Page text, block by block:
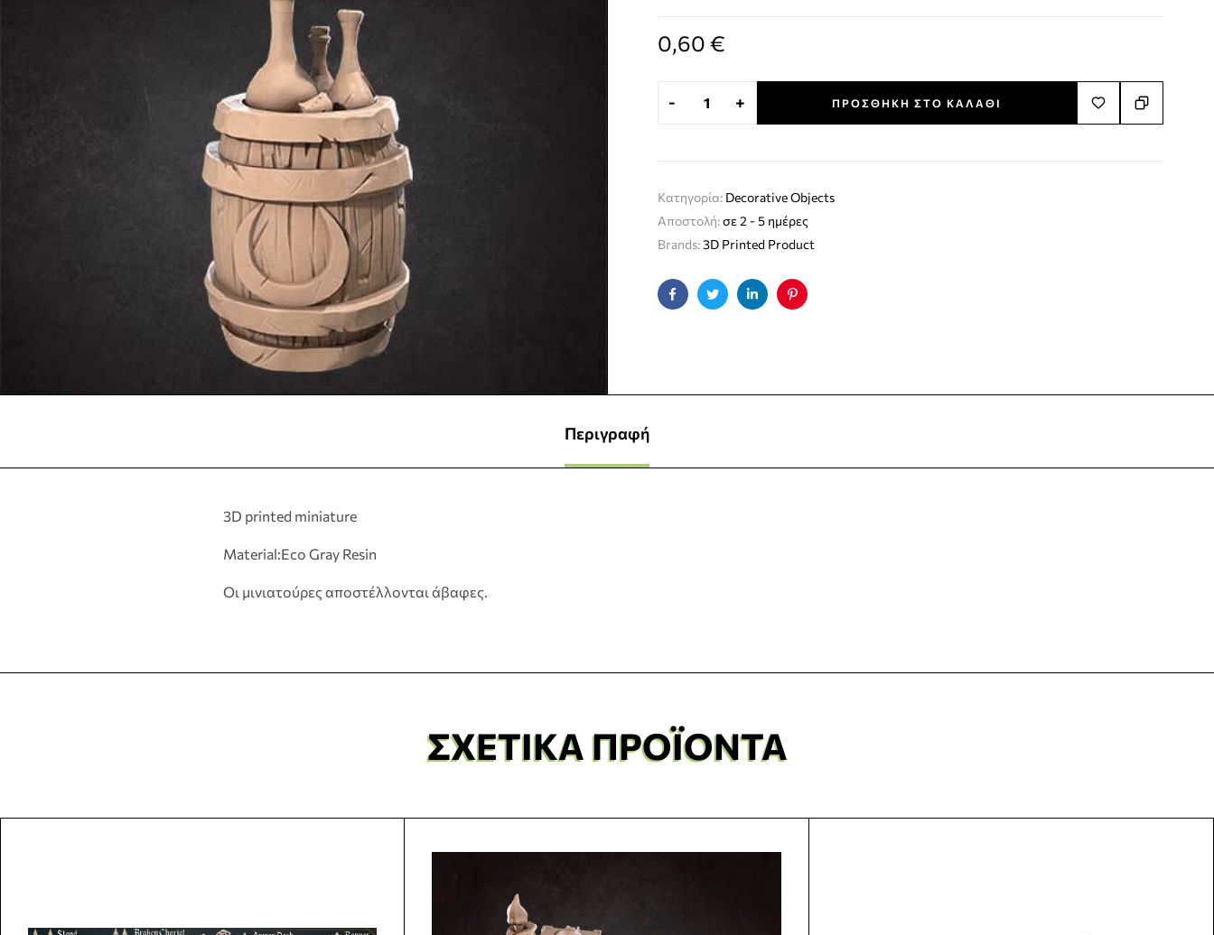
0,60 €
- + ΠΡΟΣΘΉΚΗ ΣΤΟ ΚΑΛΆΘΙ
Κατηγορία: Decorative Objects
Αποστολή:σε 2 - 5 ημέρες
Brands:3D Printed Product
FacebookTwitterLinkedinPinterest
Περιγραφή
3D printed miniature
Material:Eco Gray Resin
Οι μινιατούρες αποστέλλονται άβαφες.
ΣΧΕΤΙΚΆ ΠΡΟΪΌΝΤΑ